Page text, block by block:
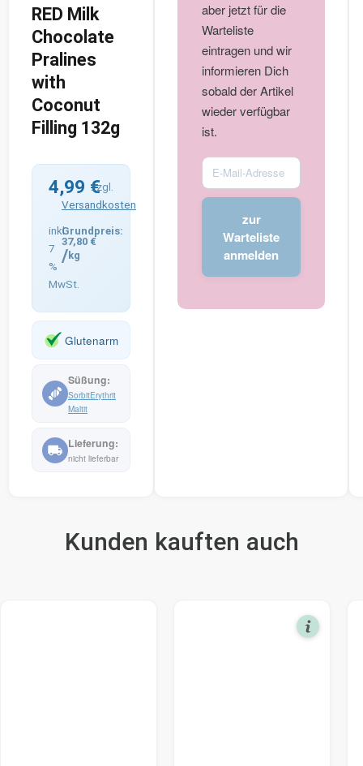
RED Milk
Chocolate
Pralines
with
Coconut
Filling 132g
4,99 €
inkl.
7
%
MwSt.
zzgl.
Versandkosten
37,80 €
/kg
Glutenarm
SorbitErythrit
Maltit
nicht lieferbar
aber jetzt für die
Warteliste
eintragen und wir
informieren Dich
sobald der Artikel
wieder verfügbar
ist.
Enter
your
email
address
waitlist
zur
Warteliste
anmelden
Kunden kauften auch